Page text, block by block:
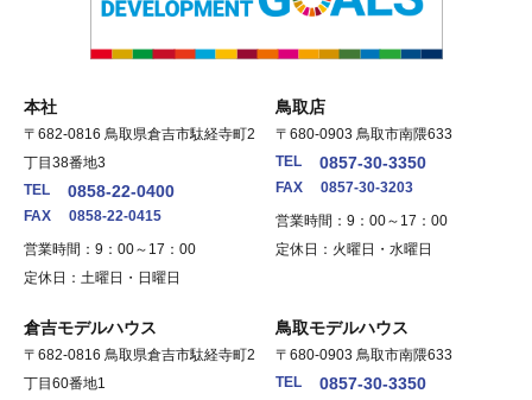
本社
〒682-0816 鳥取県倉吉市駄経寺町2
丁目38番地3
TEL
0858-22-0400
FAX
0858-22-0415
営業時間：9：00～17：00
定休日：土曜日・日曜日
鳥取店
〒680-0903 鳥取市南隈633
TEL
0857-30-3350
FAX
0857-30-3203
営業時間：9：00～17：00
定休日：火曜日・水曜日
倉吉モデルハウス
〒682-0816 鳥取県倉吉市駄経寺町2
丁目60番地1
鳥取モデルハウス
〒680-0903 鳥取市南隈633
TEL
0857-30-3350